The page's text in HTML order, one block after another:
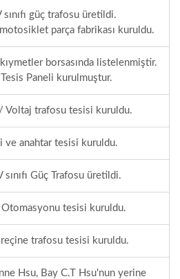
güç trafosu üretildi.
parça fabrikası kuruldu.
borsasında listelenmiştir.
Paneli kurulmuştur.
Voltaj trafosu tesisi kuruldu.
ve anahtar tesisi kuruldu.
Güç Trafosu üretildi.
Otomasyonu tesisi kuruldu.
trafosu tesisi kuruldu.
Hsu, Bay C.T Hsu'nun yerine